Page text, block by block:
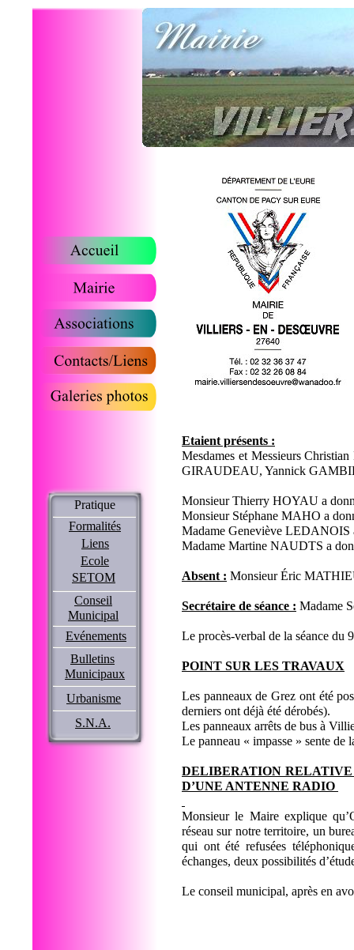
Etaient présents :
Mesdames et Messieurs
GIRAUDEAU, Yannick
Monsieur Thierry HOYAU a
Monsieur Stéphane MAHO a
Madame Geneviève
Madame Martine NAUDTS a
Absent : Monsieur Éric
Secrétaire de séance : Madame
Le procès-verbal de la séance du
POINT SUR LES TRAVAUX
Les panneaux de Grez ont été
derniers ont déjà été dérobés).
Les panneaux arrêts de bus à
Le panneau « impasse » sente de
DELIBERATION RELATIVE
D’UNE ANTENNE RADIO
Monsieur le Maire explique
réseau sur notre territoire, un
qui ont été refusées
échanges, deux possibilités
Le conseil municipal, après en
Pratique
Formalités
Liens
Ecole
SETOM
Conseil
Municipal
Evénements
Bulletins
Municipaux
Urbanisme
S.N.A.